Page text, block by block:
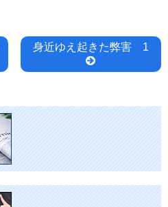
身近ゆえ起きた弊害 1